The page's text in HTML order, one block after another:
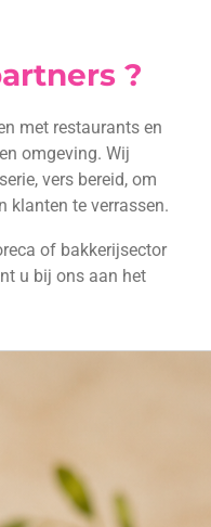
?
met restaurants en
en omgeving. Wij
vers bereid, om
klanten te verrassen.
of bakkerijsector
u bij ons aan het